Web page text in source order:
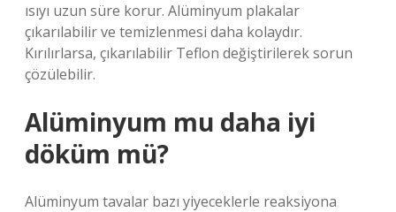
ısıyı uzun süre korur. Alüminyum plakalar
çıkarılabilir ve temizlenmesi daha kolaydır.
Kırılırlarsa, çıkarılabilir Teflon değiştirilerek sorun
çözülebilir.
Alüminyum mu daha iyi
döküm mü?
Alüminyum tavalar bazı yiyeceklerle reaksiyona